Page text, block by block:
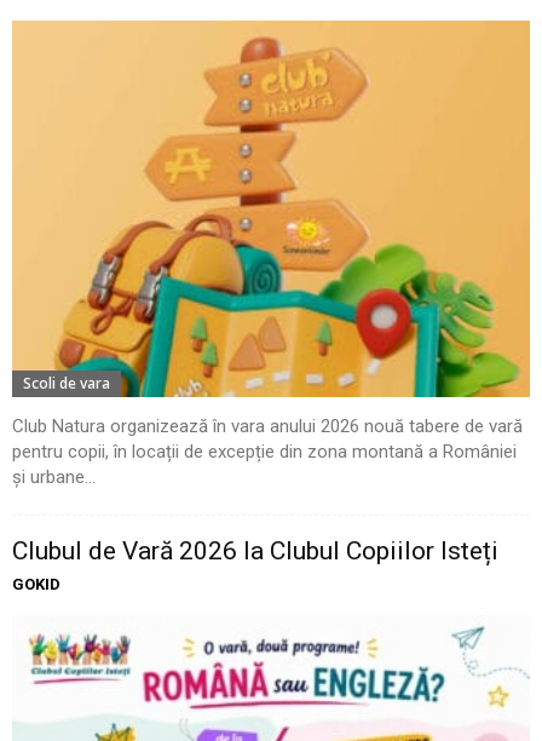
Scoli de vara
Club Natura organizează în vara anului 2026 nouă tabere de vară
pentru copii, în locații de excepție din zona montană a României
și urbane...
Clubul de Vară 2026 la Clubul Copiilor Isteți
GOKID